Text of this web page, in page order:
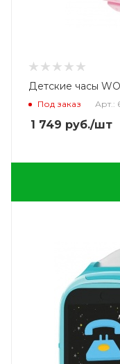
Детские часы
Под заказ Арт.:
1 749 руб./шт